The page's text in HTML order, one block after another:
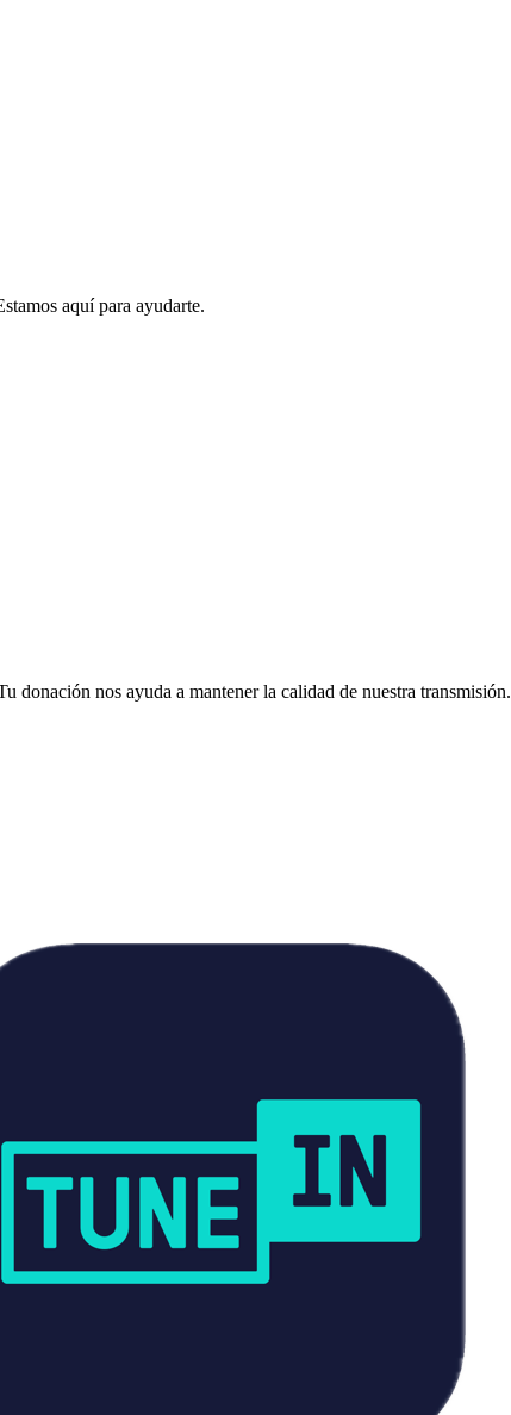
aquí para ayudarte.
donación nos ayuda a mantener la calidad de nuestra transmisión.